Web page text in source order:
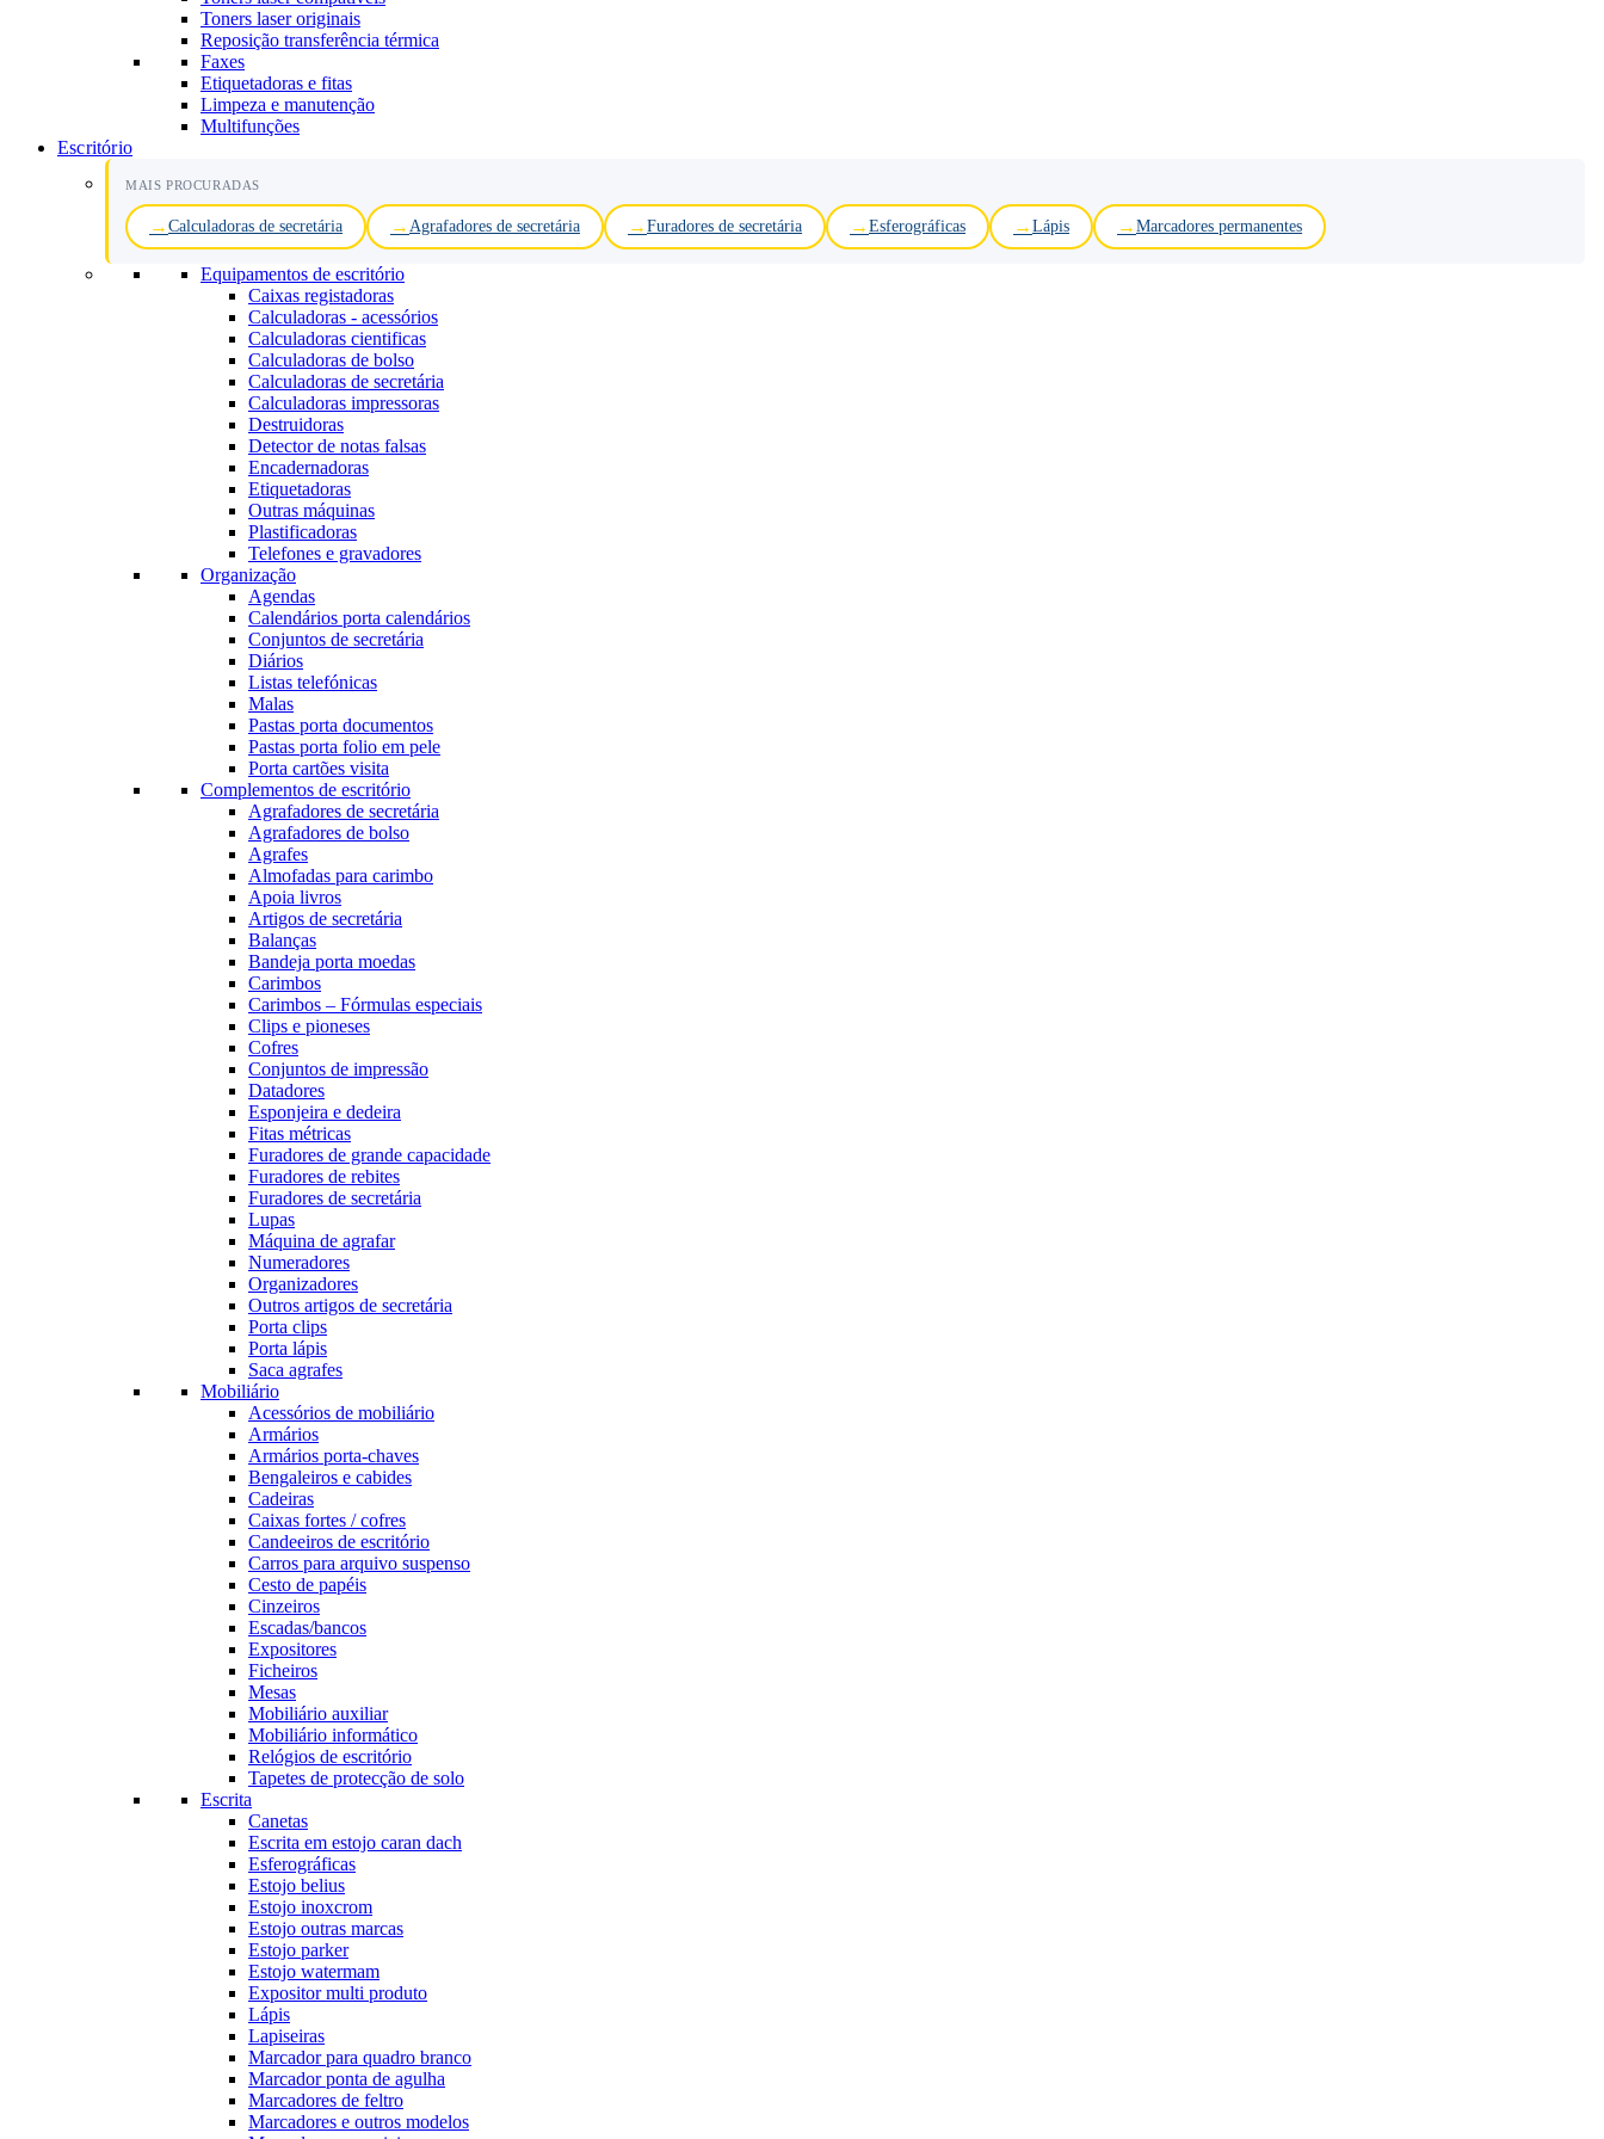
Toners laser originais
Reposição transferência térmica
Faxes
Etiquetadoras e fitas
Limpeza e manutenção
Multifunções
Escritório
MAIS PROCURADAS
Calculadoras de secretária Agrafadores de secretária Furadores de secretária Esferográficas Lápis Marcadores permanentes
Equipamentos de escritório
Caixas registadoras
Calculadoras - acessórios
Calculadoras cientificas
Calculadoras de bolso
Calculadoras de secretária
Calculadoras impressoras
Destruidoras
Detector de notas falsas
Encadernadoras
Etiquetadoras
Outras máquinas
Plastificadoras
Telefones e gravadores
Organização
Agendas
Calendários porta calendários
Conjuntos de secretária
Diários
Listas telefónicas
Malas
Pastas porta documentos
Pastas porta folio em pele
Porta cartões visita
Complementos de escritório
Agrafadores de secretária
Agrafadores de bolso
Agrafes
Almofadas para carimbo
Apoia livros
Artigos de secretária
Balanças
Bandeja porta moedas
Carimbos
Carimbos – Fórmulas especiais
Clips e pioneses
Cofres
Conjuntos de impressão
Datadores
Esponjeira e dedeira
Fitas métricas
Furadores de grande capacidade
Furadores de rebites
Furadores de secretária
Lupas
Máquina de agrafar
Numeradores
Organizadores
Outros artigos de secretária
Porta clips
Porta lápis
Saca agrafes
Mobiliário
Acessórios de mobiliário
Armários
Armários porta-chaves
Bengaleiros e cabides
Cadeiras
Caixas fortes / cofres
Candeeiros de escritório
Carros para arquivo suspenso
Cesto de papéis
Cinzeiros
Escadas/bancos
Expositores
Ficheiros
Mesas
Mobiliário auxiliar
Mobiliário informático
Relógios de escritório
Tapetes de protecção de solo
Escrita
Canetas
Escrita em estojo caran dach
Esferográficas
Estojo belius
Estojo inoxcrom
Estojo outras marcas
Estojo parker
Estojo watermam
Expositor multi produto
Lápis
Lapiseiras
Marcador para quadro branco
Marcador ponta de agulha
Marcadores de feltro
Marcadores e outros modelos